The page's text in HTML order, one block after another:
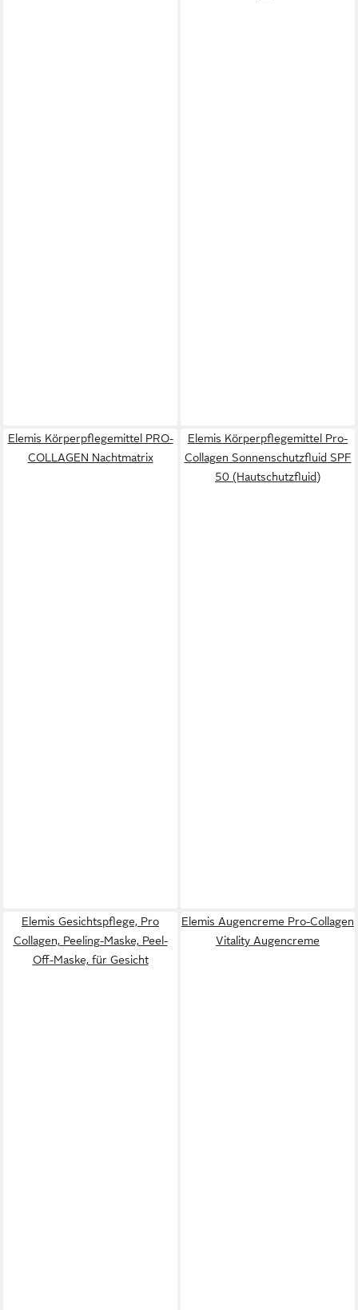
Elemis Körperpflegemittel PRO-
COLLAGEN Nachtmatrix
Elemis Körperpflegemittel Pro-
Collagen Sonnenschutzfluid SPF
50 (Hautschutzfluid)
Elemis Gesichtspflege, Pro
Collagen, Peeling-Maske, Peel-
Off-Maske, für Gesicht
Elemis Augencreme Pro-Collagen
Vitality Augencreme